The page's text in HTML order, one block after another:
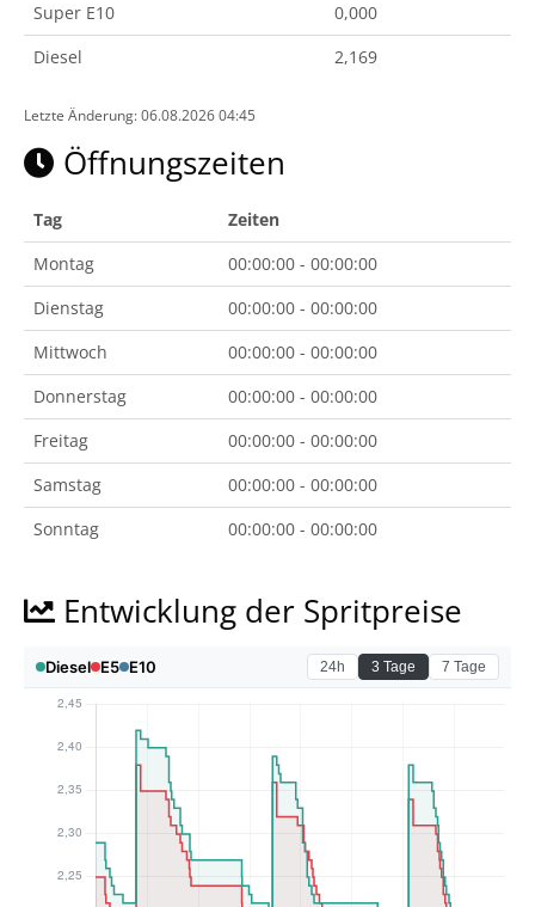
Super E10
0,000
Diesel
2,169
Letzte Änderung: 06.08.2026 04:45
Öffnungszeiten
Tag
Zeiten
Montag
00:00:00 - 00:00:00
Dienstag
00:00:00 - 00:00:00
Mittwoch
00:00:00 - 00:00:00
Donnerstag
00:00:00 - 00:00:00
Freitag
00:00:00 - 00:00:00
Samstag
00:00:00 - 00:00:00
Sonntag
00:00:00 - 00:00:00
Entwicklung der Spritpreise